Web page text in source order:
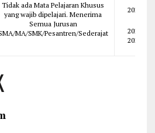
Tidak ada Mata Pelajaran Khusus
yang wajib dipelajari. Menerima
Semua Jurusan
MA/SMK/Pesantren/Sederajat
2026
2025
2024